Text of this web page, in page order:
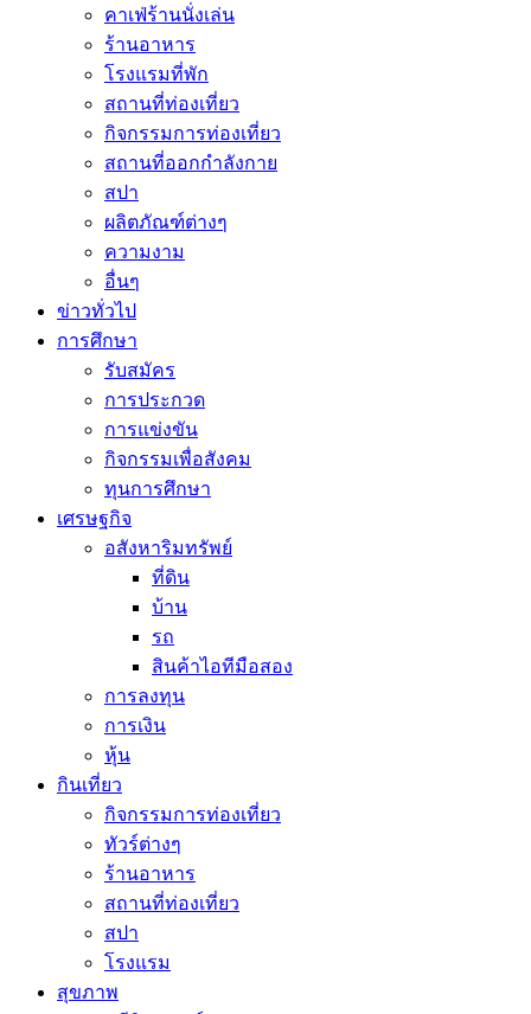
คาเฟ่ร้านนั่งเล่น
ร้านอาหาร
โรงแรมที่พัก
สถานที่ท่องเที่ยว
กิจกรรมการท่องเที่ยว
สถานที่ออกกำลังกาย
สปา
ผลิตภัณฑ์ต่างๆ
ความงาม
อื่นๆ
ข่าวทั่วไป
การศึกษา
รับสมัคร
การประกวด
การแข่งขัน
กิจกรรมเพื่อสังคม
ทุนการศึกษา
เศรษฐกิจ
อสังหาริมทรัพย์
ที่ดิน
บ้าน
รถ
สินค้าไอทีมือสอง
การลงทุน
การเงิน
หุ้น
กินเที่ยว
กิจกรรมการท่องเที่ยว
ทัวร์ต่างๆ
ร้านอาหาร
สถานที่ท่องเที่ยว
สปา
โรงแรม
สุขภาพ